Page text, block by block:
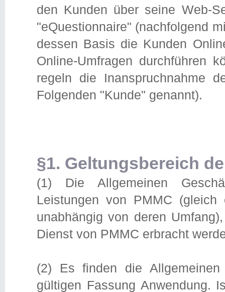
den Kunden über seine Web-
"eQuestionnaire" (nachfolgend
dessen Basis die Kunden
Online-Umfragen durchführen
regeln die Inanspruchnahme
Folgenden "Kunde" genannt).
§1. Geltungsbereich
(1) Die Allgemeinen
Leistungen von PMMC
unabhängig von deren
Dienst von PMMC erbracht
(2) Es finden die Allgemeinen
gültigen Fassung Anwendung.